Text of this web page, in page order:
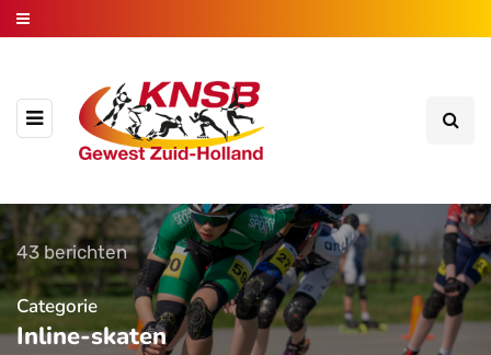
43 berichten
Categorie
Inline-skaten